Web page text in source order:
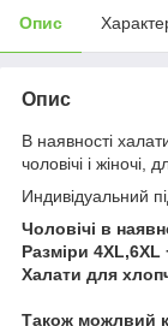
Опис
Опис
В наявності
чоловічі і жіночі,
Индивідуальний
Чоловічі в
Разміри 4XL,6XL
Халати для
Також можлвий